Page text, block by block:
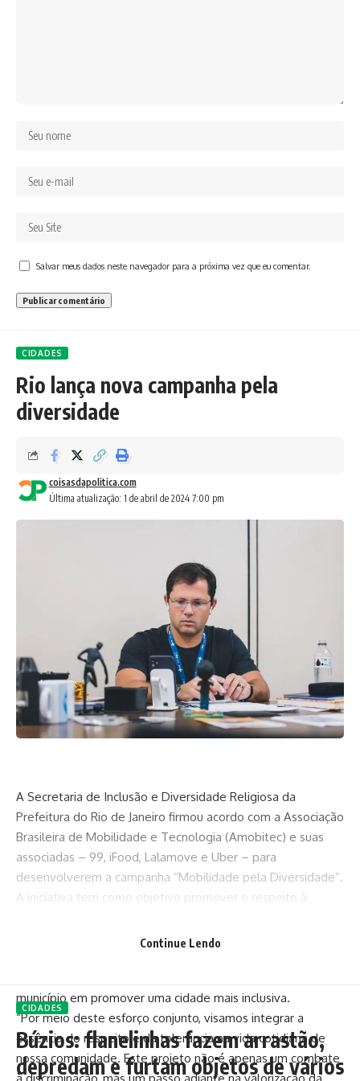
Salvar meus dados neste navegador para a próxima vez que eu comentar.
CIDADES
Rio lança nova campanha pela
diversidade
Última atualização: 1 de abril de 2024 7:00 pm
coisasdapolitica.com
A Secretaria de Inclusão e Diversidade Religiosa da
Prefeitura do Rio de Janeiro firmou acordo com a Associação
Brasileira de Mobilidade e Tecnologia (Amobitec) e suas
associadas – 99, iFood, Lalamove e Uber – para
desenvolverem a campanha “Mobilidade pela Diversidade”.
A iniciativa tem como objetivo promover o respeito à
ações para sensibilização da sociedade.
município em promover uma cidade mais inclusiva.
“Por meio deste esforço conjunto, visamos integrar a
essência do respeito e da tolerância na vida cotidiana de
nossa comunidade. Este projeto não é apenas um combate
à discriminação, mas um passo adiante na valorização da
Continue Lendo
CIDADES
Búzios: flanelinhas fazem arrastão,
depredam e furtam objetos de vários